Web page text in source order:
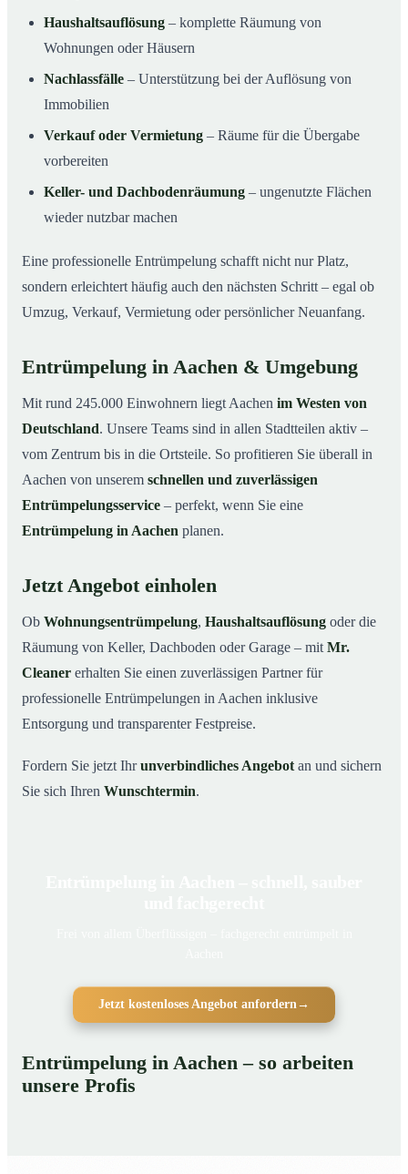
Haushaltsauflösung – komplette Räumung von
Wohnungen oder Häusern
Nachlassfälle – Unterstützung bei der Auflösung von
Immobilien
Verkauf oder Vermietung – Räume für die Übergabe
vorbereiten
Keller- und Dachbodenräumung – ungenutzte Flächen
wieder nutzbar machen
Eine professionelle Entrümpelung schafft nicht nur Platz,
sondern erleichtert häufig auch den nächsten Schritt – egal ob
Umzug, Verkauf, Vermietung oder persönlicher Neuanfang.
Entrümpelung in Aachen & Umgebung
Mit rund 245.000 Einwohnern liegt Aachen im Westen von
Deutschland. Unsere Teams sind in allen Stadtteilen aktiv –
vom Zentrum bis in die Ortsteile. So profitieren Sie überall in
Aachen von unserem schnellen und zuverlässigen
Entrümpelungsservice – perfekt, wenn Sie eine
Entrümpelung in Aachen planen.
Jetzt Angebot einholen
Ob Wohnungsentrümpelung, Haushaltsauflösung oder die
Räumung von Keller, Dachboden oder Garage – mit Mr.
Cleaner erhalten Sie einen zuverlässigen Partner für
professionelle Entrümpelungen in Aachen inklusive
Entsorgung und transparenter Festpreise.
Fordern Sie jetzt Ihrunverbindliches Angebot an und sichern
Sie sich Ihren Wunschtermin.
Jetzt kostenloses Angebot anfordern →
Entrümpelung in Aachen – so arbeiten
unsere Profis